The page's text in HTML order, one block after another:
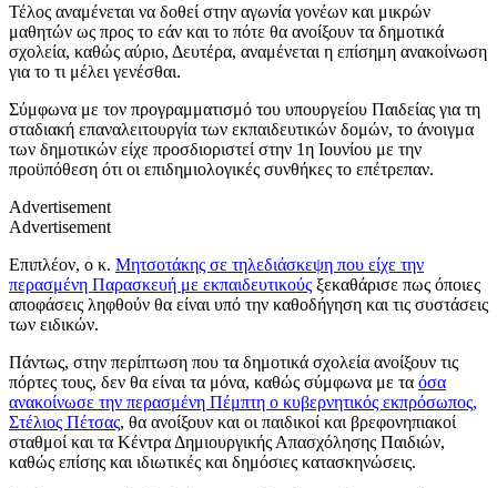
Τέλος αναμένεται να δοθεί στην αγωνία γονέων και μικρών
μαθητών ως προς το εάν και το πότε θα ανοίξουν τα δημοτικά
σχολεία, καθώς αύριο, Δευτέρα, αναμένεται η επίσημη ανακοίνωση
για το τι μέλει γενέσθαι.
Σύμφωνα με τον προγραμματισμό του υπουργείου Παιδείας για τη
σταδιακή επαναλειτουργία των εκπαιδευτικών δομών, το άνοιγμα
των δημοτικών είχε προσδιοριστεί στην 1η Ιουνίου με την
προϋπόθεση ότι οι επιδημιολογικές συνθήκες το επέτρεπαν.
Advertisement
Advertisement
Επιπλέον, ο κ. Μητσοτάκης σε τηλεδιάσκεψη που είχε την
περασμένη Παρασκευή με εκπαιδευτικούς ξεκαθάρισε πως όποιες
αποφάσεις ληφθούν θα είναι υπό την καθοδήγηση και τις συστάσεις
των ειδικών.
Πάντως, στην περίπτωση που τα δημοτικά σχολεία ανοίξουν τις
πόρτες τους, δεν θα είναι τα μόνα, καθώς σύμφωνα με τα όσα
ανακοίνωσε την περασμένη Πέμπτη ο κυβερνητικός εκπρόσωπος,
Στέλιος Πέτσας, θα ανοίξουν και οι παιδικοί και βρεφονηπιακοί
σταθμοί και τα Κέντρα Δημιουργικής Απασχόλησης Παιδιών,
καθώς επίσης και ιδιωτικές και δημόσιες κατασκηνώσεις.